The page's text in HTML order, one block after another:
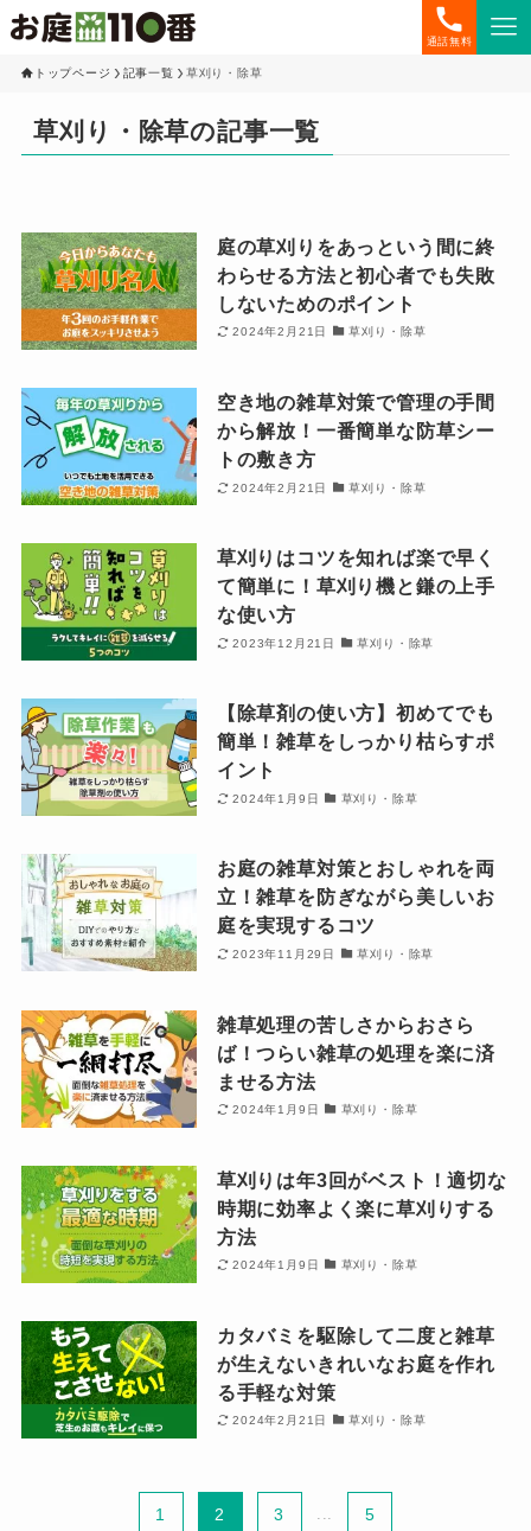
通話無料
トップページ 記事一覧 草刈り・除草
草刈り・除草の記事一覧
庭の草刈りをあっという間に終
わらせる方法と初心者でも失敗
しないためのポイント
2024年2月21日 草刈り・除草
空き地の雑草対策で管理の手間
から解放！一番簡単な防草シー
トの敷き方
2024年2月21日 草刈り・除草
草刈りはコツを知れば楽で早く
て簡単に！草刈り機と鎌の上手
な使い方
2023年12月21日 草刈り・除草
【除草剤の使い方】初めてでも
簡単！雑草をしっかり枯らすポ
イント
2024年1月9日 草刈り・除草
お庭の雑草対策とおしゃれを両
立！雑草を防ぎながら美しいお
庭を実現するコツ
2023年11月29日 草刈り・除草
雑草処理の苦しさからおさら
ば！つらい雑草の処理を楽に済
ませる方法
2024年1月9日 草刈り・除草
草刈りは年3回がベスト！適切な
時期に効率よく楽に草刈りする
方法
2024年1月9日 草刈り・除草
カタバミを駆除して二度と雑草
が生えないきれいなお庭を作れ
る手軽な対策
2024年2月21日 草刈り・除草
1 2 3 5